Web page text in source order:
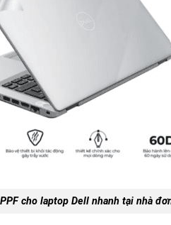
cho laptop Dell nhanh tại nhà